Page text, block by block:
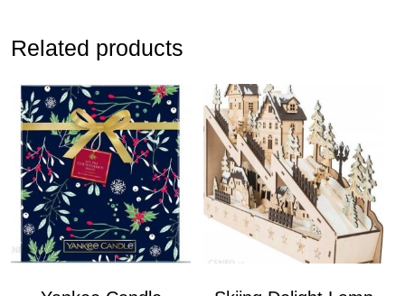
Related products